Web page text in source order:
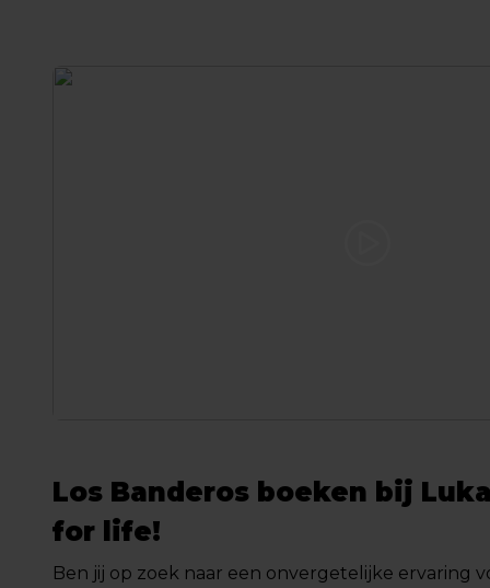
Los Banderos boeken bij
for life!
Ben jij op zoek naar een onvergetelijke ervaring